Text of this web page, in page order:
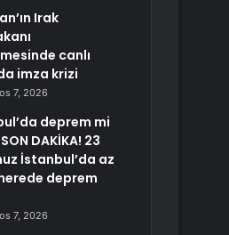
Irak
canlı
imza krizi
7, 2026
deprem mi
DAKİKA! 23
İstanbul’da az
deprem
7, 2026